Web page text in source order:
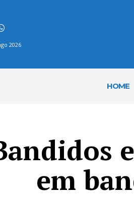
2026
HOME
em